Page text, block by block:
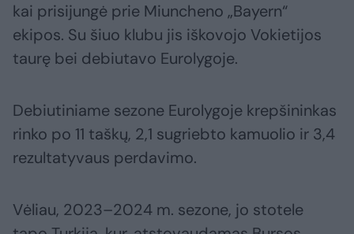
kai prisijungė prie Miuncheno „Bayern“
ekipos. Su šiuo klubu jis iškovojo Vokietijos
taurę bei debiutavo Eurolygoje.
Debiutiniame sezone Eurolygoje krepšininkas
rinko po 11 taškų, 2,1 sugriebto kamuolio ir 3,4
rezultatyvaus perdavimo.
Vėliau, 2023–2024 m. sezone, jo stotele